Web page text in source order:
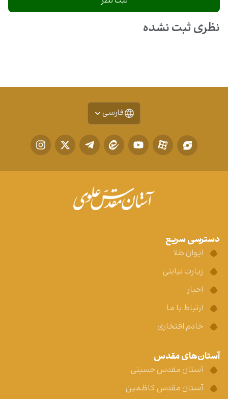
نظری ثبت نشده
فارسی
دسترسی سریع
ایوان طلا
زیارت نیابتی
اخبار
ارتباط با ما
خادم افتخاری
آستان‌های مقدس
آستان مقدس حسینی
آستان مقدس کاظمین